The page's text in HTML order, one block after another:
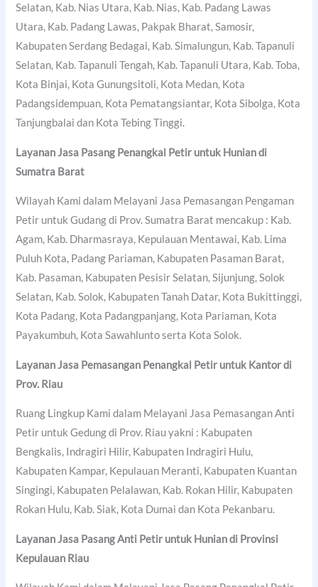
Selatan, Kab. Nias Utara, Kab. Nias, Kab. Padang Lawas
Utara, Kab. Padang Lawas, Pakpak Bharat, Samosir,
Kabupaten Serdang Bedagai, Kab. Simalungun, Kab. Tapanuli
Selatan, Kab. Tapanuli Tengah, Kab. Tapanuli Utara, Kab. Toba,
Kota Binjai, Kota Gunungsitoli, Kota Medan, Kota
Padangsidempuan, Kota Pematangsiantar, Kota Sibolga, Kota
Tanjungbalai dan Kota Tebing Tinggi.
Layanan Jasa Pasang Penangkal Petir untuk Hunian di
Sumatra Barat
Wilayah Kami dalam Melayani Jasa Pemasangan Pengaman
Petir untuk Gudang di Prov. Sumatra Barat mencakup : Kab.
Agam, Kab. Dharmasraya, Kepulauan Mentawai, Kab. Lima
Puluh Kota, Padang Pariaman, Kabupaten Pasaman Barat,
Kab. Pasaman, Kabupaten Pesisir Selatan, Sijunjung, Solok
Selatan, Kab. Solok, Kabupaten Tanah Datar, Kota Bukittinggi,
Kota Padang, Kota Padangpanjang, Kota Pariaman, Kota
Payakumbuh, Kota Sawahlunto serta Kota Solok.
Layanan Jasa Pemasangan Penangkal Petir untuk Kantor di
Prov. Riau
Ruang Lingkup Kami dalam Melayani Jasa Pemasangan Anti
Petir untuk Gedung di Prov. Riau yakni : Kabupaten
Bengkalis, Indragiri Hilir, Kabupaten Indragiri Hulu,
Kabupaten Kampar, Kepulauan Meranti, Kabupaten Kuantan
Singingi, Kabupaten Pelalawan, Kab. Rokan Hilir, Kabupaten
Rokan Hulu, Kab. Siak, Kota Dumai dan Kota Pekanbaru.
Layanan Jasa Pasang Anti Petir untuk Hunian di Provinsi
Kepulauan Riau